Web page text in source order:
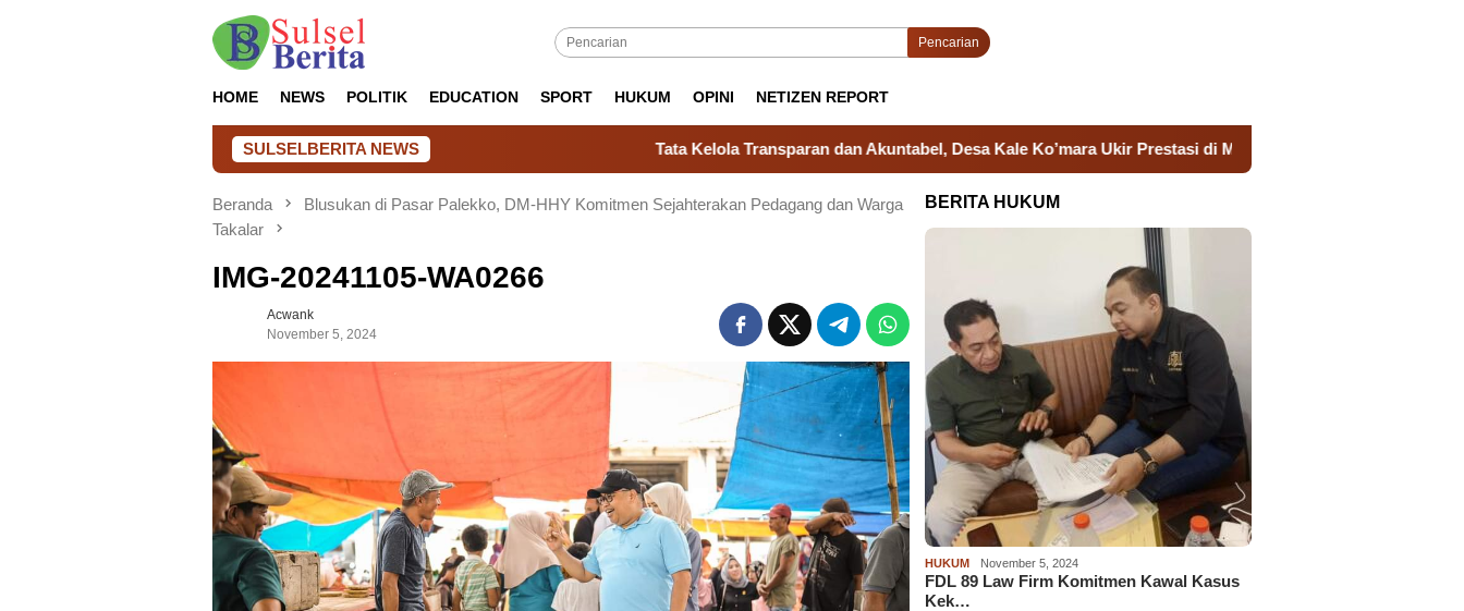
Pencarian
HOME NEWS POLITIK EDUCATION SPORT HUKUM OPINI NETIZEN REPORT
SULSELBERITA NEWS Tata Kelola Transparan dan Akuntabel, Desa Kale Ko’mara Ukir Prestasi di Malam Apresiasi Takalar
Beranda
Blusukan di Pasar Palekko, DM-HHY Komitmen Sejahterakan Pedagang dan Warga
Takalar
IMG-20241105-WA0266
Acwank
November 5, 2024
BERITA HUKUM
HUKUM November 5, 2024
FDL 89 Law Firm Komitmen Kawal Kasus
Kek…